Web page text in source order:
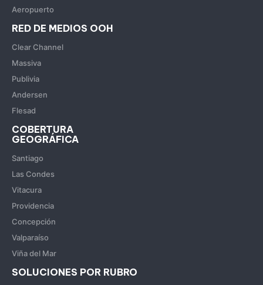
Aeropuerto
RED DE MEDIOS OOH
Clear Channel
Massiva
Publivia
Andersen
Flesad
COBERTURA
GEOGRÁFICA
Santiago
Las Condes
Vitacura
Providencia
Concepción
Valparaíso
Viña del Mar
SOLUCIONES POR RUBRO